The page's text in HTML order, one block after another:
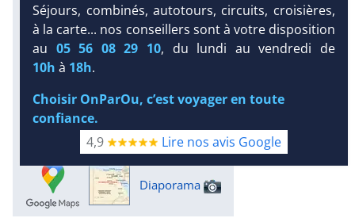
DEMANDE
DEVIS /
Infos plages :
Dist.Distance:
< 100 m
Long.
Longueur:
104
Tx:42 % Tx :30 %
Infos golfs :
dont le plus proche à 13 km de
Diaporama
Séjours, combinés, autotours, circuits, croisières,
à la carte... nos conseillers sont à votre disposition
au 05 56 08 29 10, du lundi au vendredi de
10h à 18h.
Choisir OnParOu, c’est voyager en toute
confiance.
4,9
Lire nos avis Google